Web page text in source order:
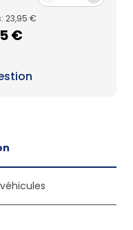
23,95 €
€